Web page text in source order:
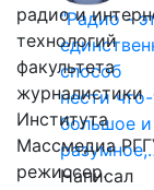
"Радио -
способ
нести
большое и
Написал
радио и
технологий
факультета
журналистики
Института
Массмедиа
режиссер.